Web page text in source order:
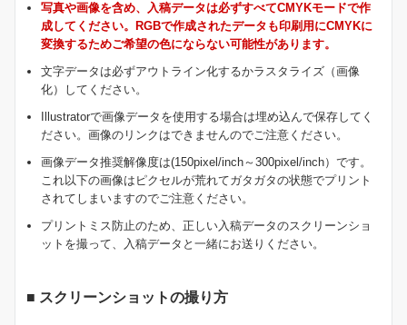
写真や画像を含め、入稿データは必ずすべてCMYKモードで作
成してください。RGBで作成されたデータも印刷用にCMYKに
変換するためご希望の色にならない可能性があります。
文字データは必ずアウトライン化するかラスタライズ（画像
化）してください。
Illustratorで画像データを使用する場合は埋め込んで保存してく
ださい。画像のリンクはできませんのでご注意ください。
画像データ推奨解像度は(150pixel/inch～300pixel/inch）です。
これ以下の画像はピクセルが荒れてガタガタの状態でプリント
されてしまいますのでご注意ください。
プリントミス防止のため、正しい入稿データのスクリーンショ
ットを撮って、入稿データと一緒にお送りください。
■ スクリーンショットの撮り方